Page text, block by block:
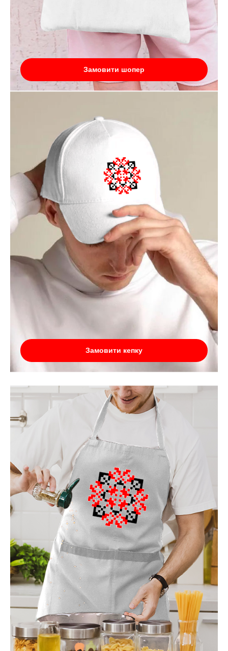
Замовити шопер
Замовити кепку